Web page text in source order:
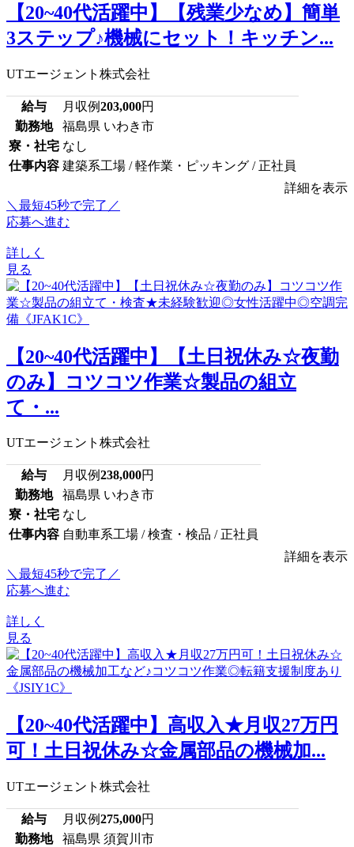
【20~40代活躍中】【残業少なめ】簡単
3ステップ♪機械にセット！キッチン...
UTエージェント株式会社
給与 月収例203,000円
勤務地
福島県 いわき市
寮・社宅 なし
仕事内容 建築系工場 / 軽作業・ピッキング / 正社員
詳細を表示
＼最短45秒で完了／
応募へ進む
詳しく
見る
【20~40代活躍中】【土日祝休み☆夜勤
のみ】コツコツ作業☆製品の組立
て・...
UTエージェント株式会社
給与 月収例238,000円
勤務地
福島県 いわき市
寮・社宅 なし
仕事内容 自動車系工場 / 検査・検品 / 正社員
詳細を表示
＼最短45秒で完了／
応募へ進む
詳しく
見る
【20~40代活躍中】高収入★月収27万円
可！土日祝休み☆金属部品の機械加...
UTエージェント株式会社
給与 月収例275,000円
勤務地
福島県 須賀川市